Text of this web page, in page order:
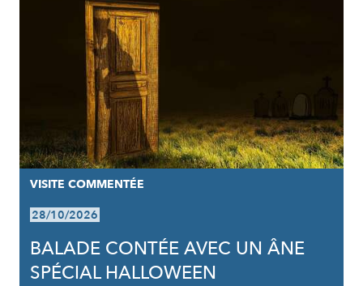
VISITE COMMENTÉE
28/10/2026
BALADE CONTÉE AVEC UN ÂNE
SPÉCIAL HALLOWEEN